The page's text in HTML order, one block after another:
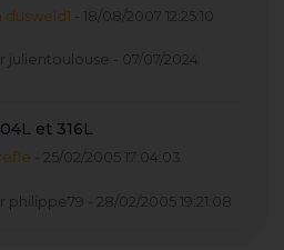
dusweld1 - 18/08/2007 12:25:10
- 07/07/2024
et 316L
- 25/02/2005 17:04:03
- 28/02/2005 19:21:08